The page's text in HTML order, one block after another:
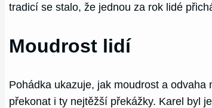
tradicí se stalo, že jednou za rok lidé
Moudrost lidí
Pohádka ukazuje, jak moudrost a
překonat i ty nejtěžší překážky. Karel byl